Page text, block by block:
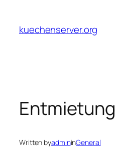
content
kuechenserver.org
Entmietung
Written byadmininGeneral